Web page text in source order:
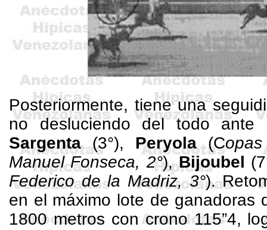
Posteriormente, tiene una
no desluciendo del todo ante
Sargenta(3°), Peryola(C
Manuel Fonseca, 2°),Bijoubel
Federico de la Madriz, 3°).
en el máximo lote de ganadoras
1800 metros con crono 115”4,